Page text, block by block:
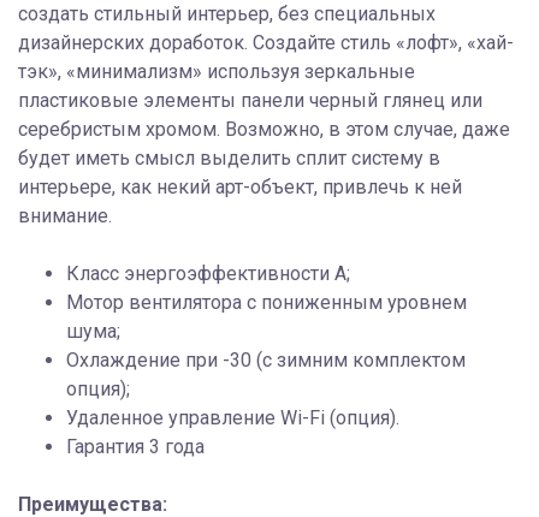
создать стильный интерьер, без специальных
дизайнерских доработок. Создайте стиль «лофт», «хай-
тэк», «минимализм» используя зеркальные
пластиковые элементы панели черный глянец или
серебристым хромом. Возможно, в этом случае, даже
будет иметь смысл выделить сплит систему в
интерьере, как некий арт-объект, привлечь к ней
внимание.
Класс энергоэффективности A;
Мотор вентилятора с пониженным уровнем
шума;
Охлаждение при -30 (с зимним комплектом
опция);
Удаленное управление Wi-Fi (опция).
Гарантия 3 года
Преимущества: